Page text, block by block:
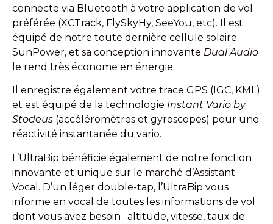
connecte via Bluetooth à votre application de vol
préférée (XCTrack, FlySkyHy, SeeYou, etc). Il est
équipé de notre toute dernière cellule solaire
SunPower, et sa conception innovante Dual Audio
le rend très économe en énergie.
Il enregistre également votre trace GPS (IGC, KML)
et est équipé de la technologie Instant Vario by
Stodeus (accéléromètres et gyroscopes) pour une
réactivité instantanée du vario.
L’UltraBip bénéficie également de notre fonction
innovante et unique sur le marché d’Assistant
Vocal. D’un léger double-tap, l’UltraBip vous
informe en vocal de toutes les informations de vol
dont vous avez besoin : altitude, vitesse, taux de